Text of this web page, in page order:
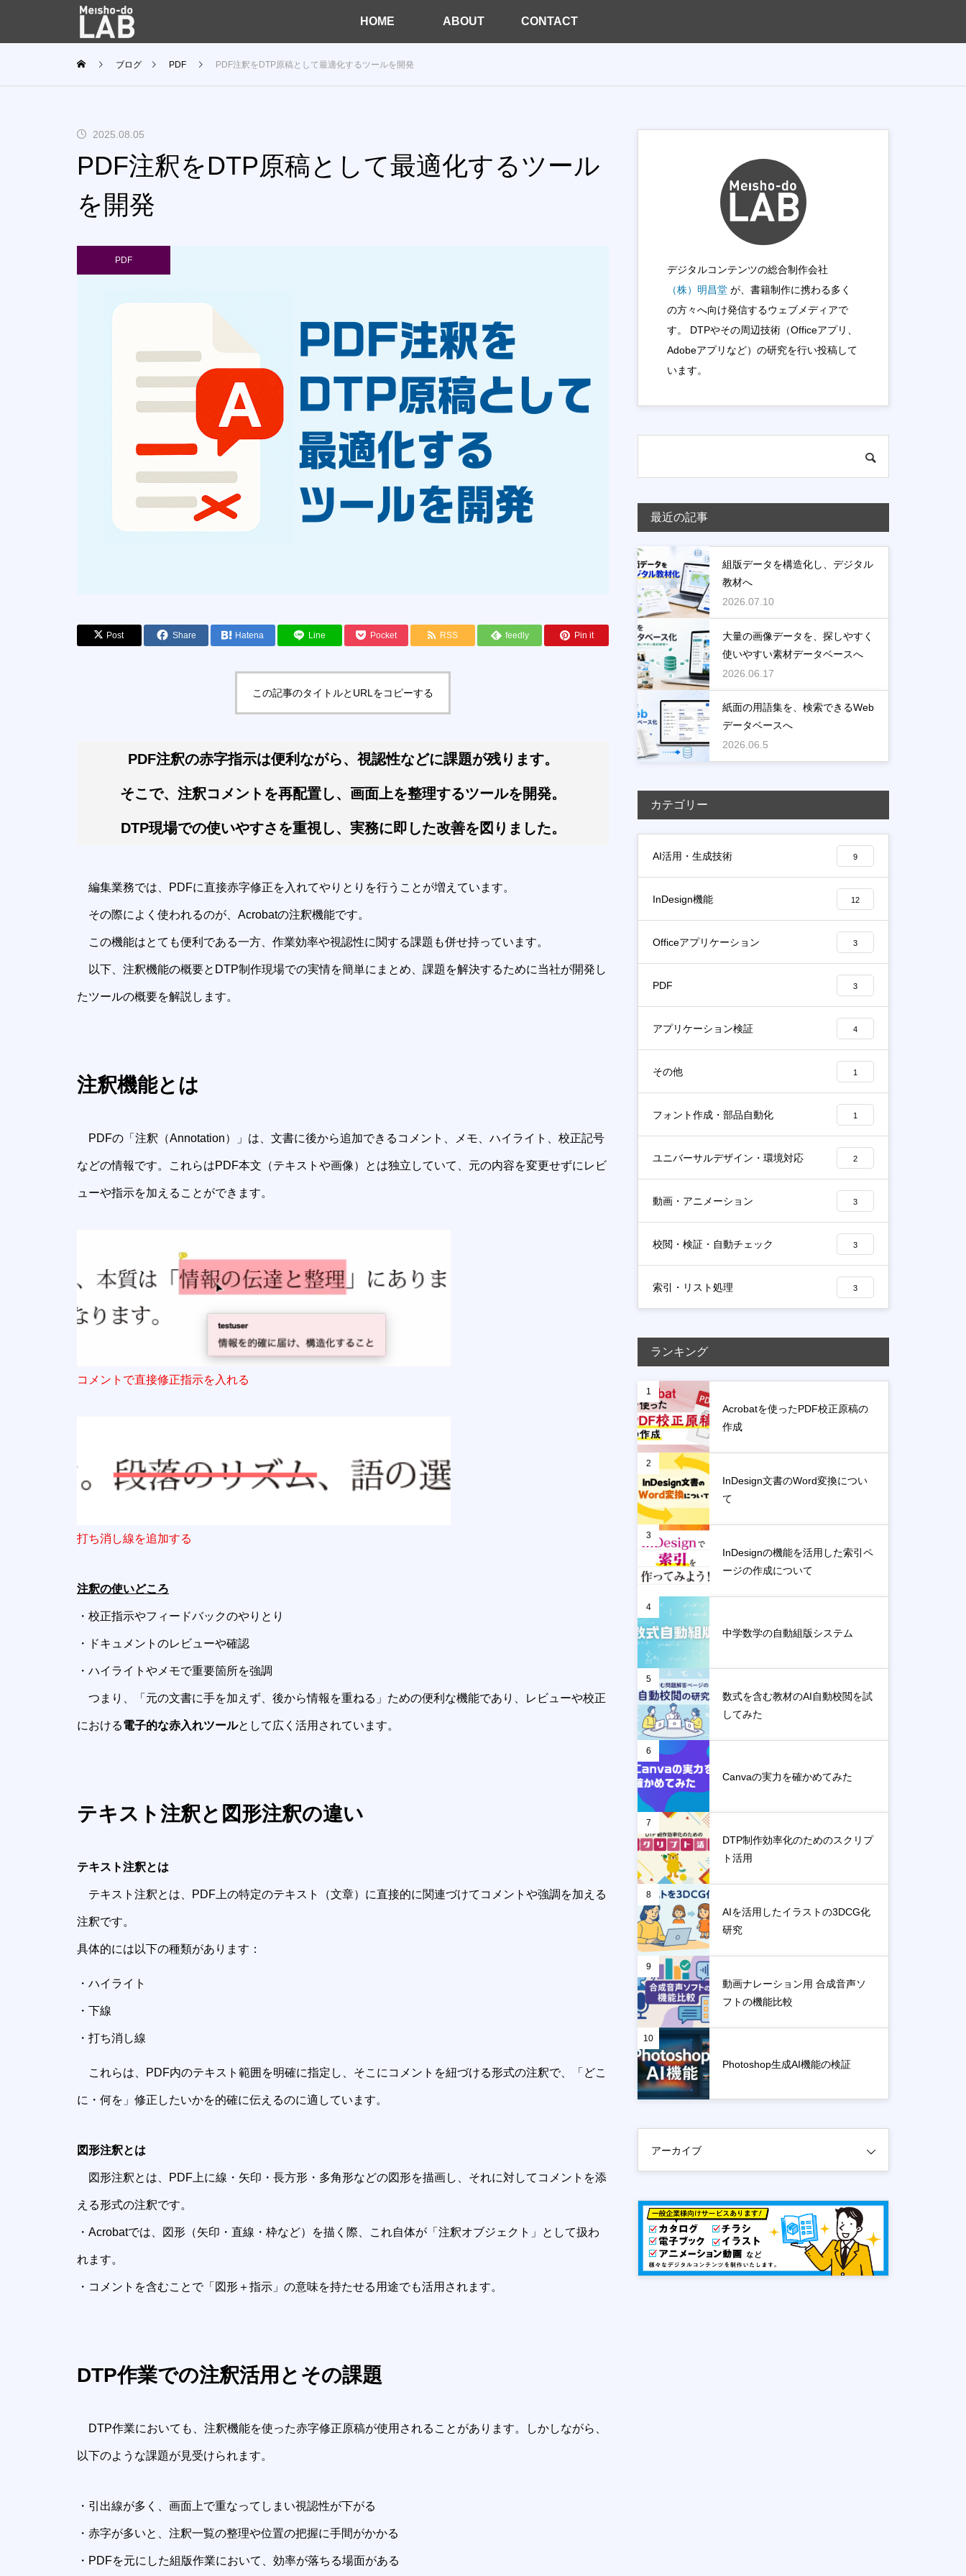
HOME ABOUT CONTACT
ブログ PDF PDF注釈をDTP原稿として最適化するツールを開発
2025.08.05
PDF注釈をDTP原稿として最適化するツール
を開発
PDF
Post Share Hatena Line Pocket RSS feedly Pin it
この記事のタイトルとURLをコピーする
PDF注釈の赤字指示は便利ながら、視認性などに課題が残ります。
そこで、注釈コメントを再配置し、画面上を整理するツールを開発。
DTP現場での使いやすさを重視し、実務に即した改善を図りました。
編集業務では、PDFに直接赤字修正を入れてやりとりを行うことが増えています。
その際によく使われるのが、Acrobatの注釈機能です。
この機能はとても便利である一方、作業効率や視認性に関する課題も併せ持っています。
以下、注釈機能の概要とDTP制作現場での実情を簡単にまとめ、課題を解決するために当社が開発し
たツールの概要を解説します。
注釈機能とは
PDFの「注釈（Annotation）」は、文書に後から追加できるコメント、メモ、ハイライト、校正記号
などの情報です。これらはPDF本文（テキストや画像）とは独立していて、元の内容を変更せずにレビ
ューや指示を加えることができます。
コメントで直接修正指示を入れる
打ち消し線を追加する
注釈の使いどころ
・校正指示やフィードバックのやりとり
・ドキュメントのレビューや確認
・ハイライトやメモで重要箇所を強調
つまり、「元の文書に手を加えず、後から情報を重ねる」ための便利な機能であり、レビューや校正
における電子的な赤入れツールとして広く活用されています。
テキスト注釈と図形注釈の違い
テキスト注釈とは
テキスト注釈とは、PDF上の特定のテキスト（文章）に直接的に関連づけてコメントや強調を加える
注釈です。
具体的には以下の種類があります：
・ハイライト
・下線
・打ち消し線
これらは、PDF内のテキスト範囲を明確に指定し、そこにコメントを紐づける形式の注釈で、「どこ
に・何を」修正したいかを的確に伝えるのに適しています。
図形注釈とは
図形注釈とは、PDF上に線・矢印・長方形・多角形などの図形を描画し、それに対してコメントを添
える形式の注釈です。
・Acrobatでは、図形（矢印・直線・枠など）を描く際、これ自体が「注釈オブジェクト」として扱わ
れます。
・コメントを含むことで「図形＋指示」の意味を持たせる用途でも活用されます。
DTP作業での注釈活用とその課題
DTP作業においても、注釈機能を使った赤字修正原稿が使用されることがあります。しかしながら、
以下のような課題が見受けられます。
・引出線が多く、画面上で重なってしまい視認性が下がる
・赤字が多いと、注釈一覧の整理や位置の把握に手間がかかる
・PDFを元にした組版作業において、効率が落ちる場面がある
デジタルコンテンツの総合制作会社
（株）明昌堂 が、書籍制作に携わる多く
の方々へ向け発信するウェブメディアで
す。 DTPやその周辺技術（Officeアプリ、
Adobeアプリなど）の研究を行い投稿して
います。
最近の記事
組版データを構造化し、デジタル
教材へ
2026.07.10
大量の画像データを、探しやすく
使いやすい素材データベースへ
2026.06.17
紙面の用語集を、検索できるWeb
データベースへ
2026.06.5
カテゴリー
AI活用・生成技術 9
InDesign機能 12
Officeアプリケーション 3
PDF 3
アプリケーション検証 4
その他 1
フォント作成・部品自動化 1
ユニバーサルデザイン・環境対応 2
動画・アニメーション 3
校閲・検証・自動チェック 3
索引・リスト処理 3
ランキング
1
Acrobatを使ったPDF校正原稿の
作成
2
InDesign文書のWord変換につい
て
3
InDesignの機能を活用した索引ペ
ージの作成について
4
中学数学の自動組版システム
5
数式を含む教材のAI自動校閲を試
してみた
6
Canvaの実力を確かめてみた
7
DTP制作効率化のためのスクリプ
ト活用
8
AIを活用したイラストの3DCG化
研究
9
動画ナレーション用 合成音声ソ
フトの機能比較
10
Photoshop生成AI機能の検証
アーカイブ